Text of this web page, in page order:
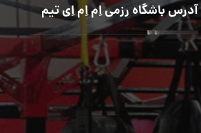
آدرس باشگاه رزمی اِم اِم اِی تیم